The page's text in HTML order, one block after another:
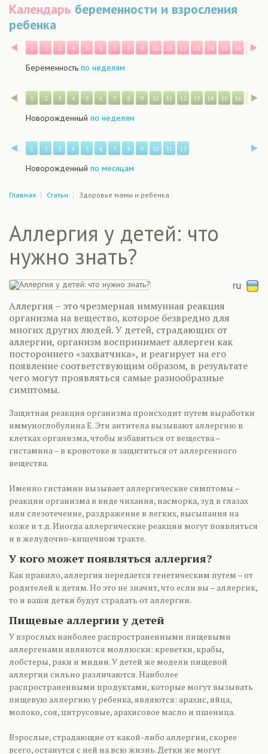
Календарь беременности и взросления
ребенка
Назад
1 2 3 4 5 6 7 8 9 10 11 12 13 14 15 16 17
Беременность по неделям
Назад
1 2 3 4 5 6 7 8 9 10 11 12 13 14 15 16 17
Новорожденный по неделям
Назад
1 2 3 4 5 6 7 8 9 10 11 12
Новорожденный по месяцам
Главная Статьи Здоровье мамы и ребенка
Аллергия у детей: что
нужно знать?
Аллергия – это чрезмерная иммунная реакция
организма на вещество, которое безвредно для
многих других людей. У детей, страдающих от
аллергии, организм воспринимает аллерген как
постороннего «захватчика», и реагирует на его
появление соответствующим образом, в результате
чего могут проявляться самые разнообразные
симптомы.
Защитная реакция организма происходит путем выработки
иммуноглобулина Е. Эти антитела вызывают аллергию в
клетках организма, чтобы избавиться от вещества –
гистамина – в кровотоке и защититься от аллергенного
вещества.
Именно гистамин вызывает аллергические симптомы –
реакции организма в виде чихания, насморка, зуд в глазах
или слезотечение, раздражение в легких, высыпания на
коже и т.д. Иногда аллергические реакции могут появляться
и в желудочно-кишечном тракте.
У кого может появляться аллергия?
Как правило, аллергия передается генетическим путем – от
родителей к детям. Но это не значит, что если вы – аллергик,
то и ваши детки будут страдать от аллергии.
Пищевые аллергии у детей
У взрослых наиболее распространенными пищевыми
аллергенами являются моллюски: креветки, крабы,
лобстеры, раки и мидии. У детей же модели пищевой
аллергии сильно различаются. Наиболее
распространенными продуктами, которые могут вызывать
пищевую аллергию у ребенка, являются: арахис, яйца,
молоко, соя, цитрусовые, арахисовое масло и пшеница.
Взрослые, страдающие от какой-либо аллергии, скорее
всего, останутся с ней на всю жизнь. Детки же могут